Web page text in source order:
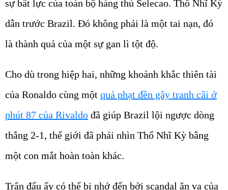
sự bất lực của toàn bộ hàng thủ Selecao. Thổ Nhĩ Kỳ
dẫn trước Brazil. Đó không phải là một tai nạn, đó
là thành quả của một sự gan lì tột độ.
Cho dù trong hiệp hai, những khoảnh khắc thiên tài
của Ronaldo cùng một quả phạt đền gây tranh cãi ở
phút 87 của Rivaldo đã giúp Brazil lội ngược dòng
thắng 2-1, thế giới đã phải nhìn Thổ Nhĩ Kỳ bằng
một con mắt hoàn toàn khác.
Trận đấu ấy có thể bị nhớ đến bởi scandal ăn vạ của